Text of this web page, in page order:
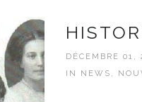
DÉCEMBRE 01,
IN NEWS ,